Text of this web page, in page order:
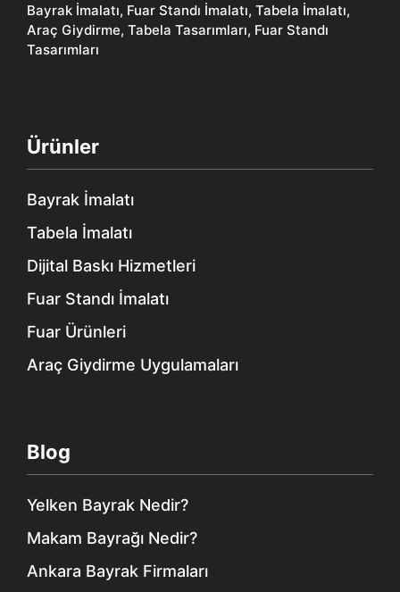
Bayrak İmalatı, Fuar Standı İmalatı, Tabela İmalatı,
Araç Giydirme, Tabela Tasarımları, Fuar Standı
Tasarımları
Ürünler
Bayrak İmalatı
Tabela İmalatı
Dijital Baskı Hizmetleri
Fuar Standı İmalatı
Fuar Ürünleri
Araç Giydirme Uygulamaları
Blog
Yelken Bayrak Nedir?
Makam Bayrağı Nedir?
Ankara Bayrak Firmaları